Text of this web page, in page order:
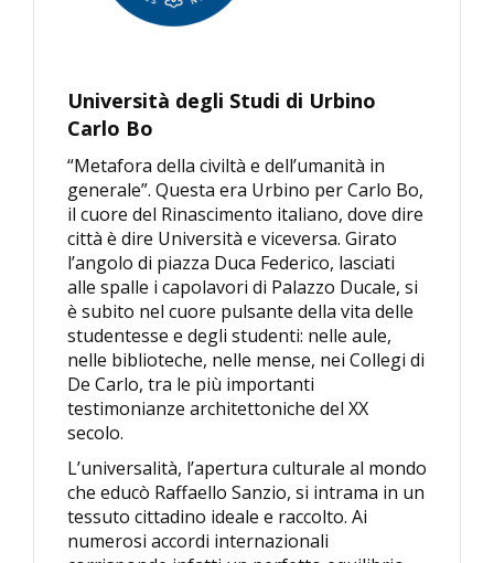
Università degli Studi di Urbino
Carlo Bo
“Metafora della civiltà e dell’umanità in
generale”. Questa era Urbino per Carlo Bo,
il cuore del Rinascimento italiano, dove dire
città è dire Università e viceversa. Girato
l’angolo di piazza Duca Federico, lasciati
alle spalle i capolavori di Palazzo Ducale, si
è subito nel cuore pulsante della vita delle
studentesse e degli studenti: nelle aule,
nelle biblioteche, nelle mense, nei Collegi di
De Carlo, tra le più importanti
testimonianze architettoniche del XX
secolo.
L’universalità, l’apertura culturale al mondo
che educò Raffaello Sanzio, si intrama in un
tessuto cittadino ideale e raccolto. Ai
numerosi accordi internazionali